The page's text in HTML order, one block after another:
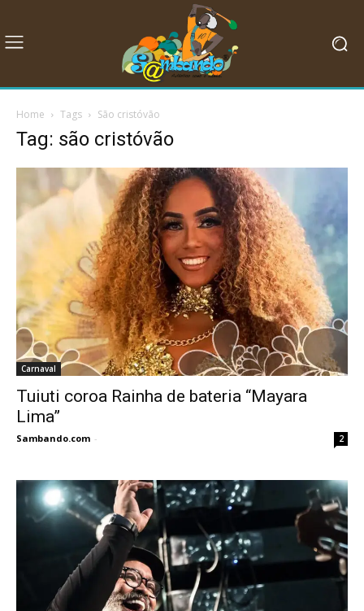
Home Tags São cristóvão
Tag: são cristóvão
Carnaval
Tuiuti coroa Rainha de bateria “Mayara
Lima”
Sambando.com - 2